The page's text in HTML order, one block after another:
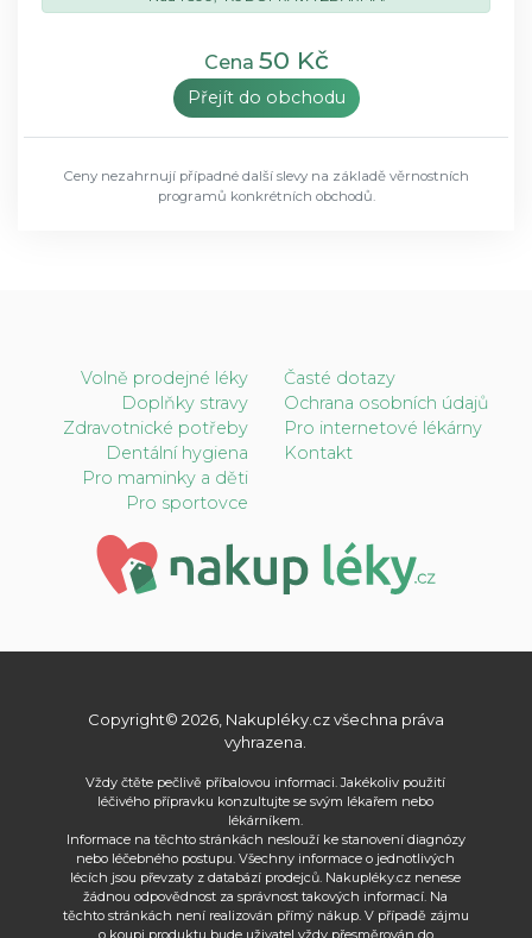
Cena 50 Kč
Přejít do obchodu
Ceny nezahrnují případné další slevy na základě věrnostních
programů konkrétních obchodů.
Volně prodejné léky
Doplňky stravy
Zdravotnické potřeby
Dentální hygiena
Pro maminky a děti
Pro sportovce
Časté dotazy
Ochrana osobních údajů
Pro internetové lékárny
Kontakt
Copyright© 2026, Nakupléky.cz všechna práva
vyhrazena.
Vždy čtěte pečlivě příbalovou informaci. Jakékoliv použití
léčivého přípravku konzultujte se svým lékařem nebo
lékárníkem.
Informace na těchto stránkách neslouží ke stanovení diagnózy
nebo léčebného postupu. Všechny informace o jednotlivých
lécích jsou převzaty z databází prodejců. Nakupléky.cz nenese
žádnou odpovědnost za správnost takových informací. Na
těchto stránkách není realizován přímý nákup. V případě zájmu
o koupi produktu bude uživatel vždy přesměrován do